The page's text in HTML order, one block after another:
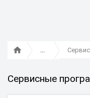
Сервисные